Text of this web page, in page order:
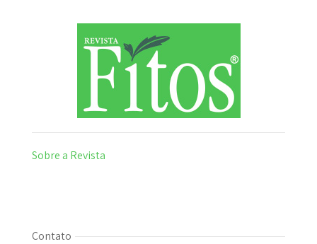
Sobre a Revista
Contato